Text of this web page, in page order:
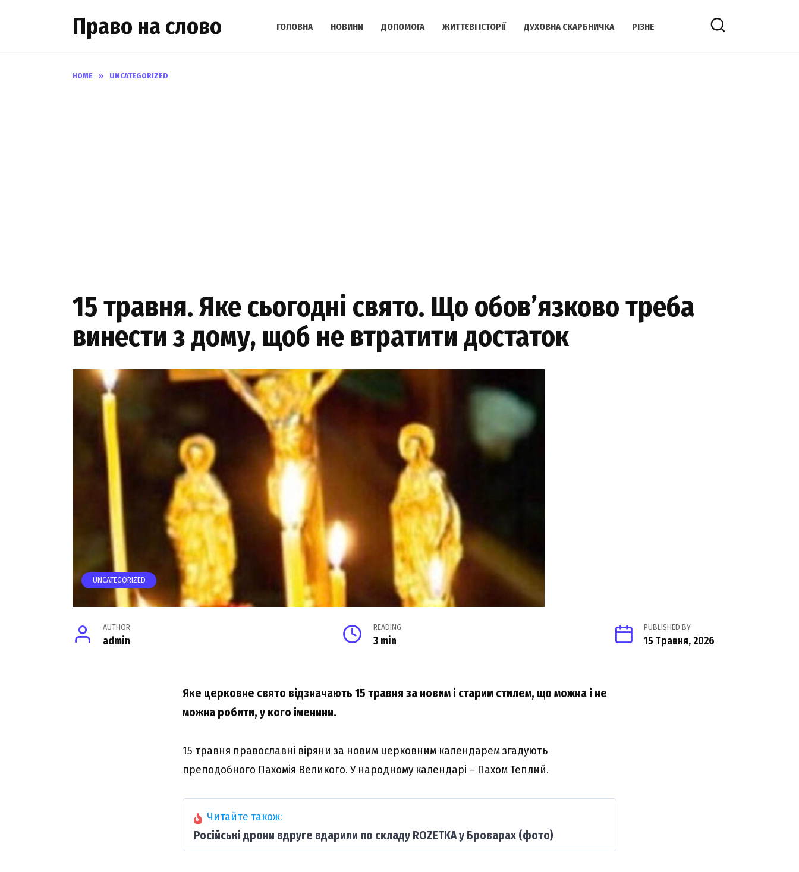
Право на слово ГОЛОВНА НОВИНИ ДОПОМОГА ЖИТТЄВІ ІСТОРІЇ ДУХОВНА СКАРБНИЧКА РІЗНЕ
HOME » UNCATEGORIZED
15 травня. Яке сьогодні свято. Що обов’язково треба
винести з дому, щоб не втратити достаток
UNCATEGORIZED
AUTHOR
admin
READING
3 min
PUBLISHED BY
15 Травня, 2026
Яке церковне свято відзначають 15 травня за новим і старим стилем, що можна і не
можна робити, у кого іменини.
15 травня православні віряни за новим церковним календарем згадують
преподобного Пахомія Великого. У народному календарі – Пахом Теплий.
Читайте також:
Російські дрони вдруге вдарили по складу ROZETKA у Броварах (фото)